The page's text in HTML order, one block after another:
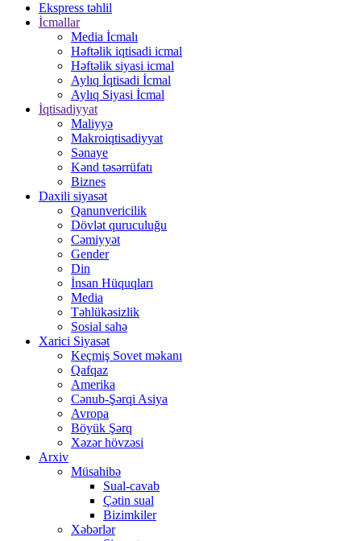
Ekspress təhlil
İcmallar
Media İcmalı
Həftəlik iqtisadi icmal
Həftəlik siyasi icmal
Aylıq İqtisadi İcmal
Aylıq Siyasi İcmal
İqtisadiyyat
Maliyyə
Makroiqtisadiyyat
Sənaye
Kənd təsərrüfatı
Biznes
Daxili siyasət
Qanunvericilik
Dövlət quruculuğu
Cəmiyyət
Gender
Din
İnsan Hüquqları
Media
Təhlükəsizlik
Sosial sahə
Xarici Siyasət
Keçmiş Sovet məkanı
Qafqaz
Amerika
Cənub-Şərqi Asiya
Avropa
Böyük Şərq
Xəzər hövzəsi
Arxiv
Müsahibə
Sual-cavab
Çətin sual
Bizimkiler
Xəbərlər